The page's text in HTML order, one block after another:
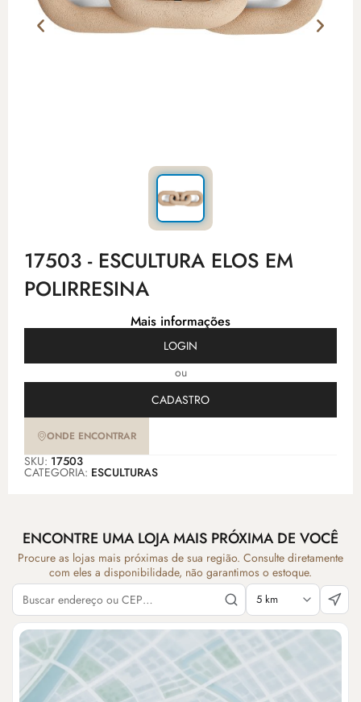
17503 - ESCULTURA ELOS EM
POLIRRESINA
Mais informações
LOGIN
ou
CADASTRO
ONDE ENCONTRAR
SKU: 17503
CATEGORIA: ESCULTURAS
ENCONTRE UMA LOJA MAIS PRÓXIMA DE VOCÊ
Procure as lojas mais próximas de sua região. Consulte diretamente
com eles a disponibilidade, não garantimos o estoque.